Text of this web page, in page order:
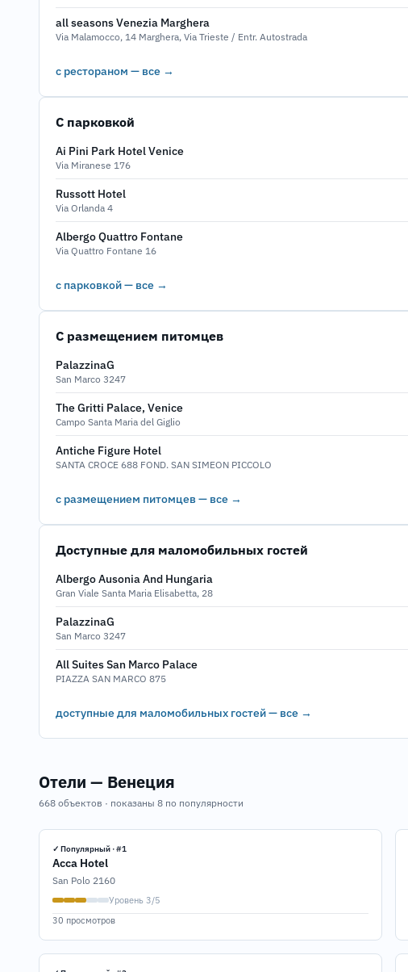
all seasons Venezia Marghera
Via Malamocco, 14 Marghera, Via Trieste / Entr. Autostrada
с рестораном — все →
С парковкой
Ai Pini Park Hotel Venice
Via Miranese 176
Russott Hotel
Via Orlanda 4
Albergo Quattro Fontane
Via Quattro Fontane 16
с парковкой — все →
С размещением питомцев
PalazzinaG
San Marco 3247
The Gritti Palace, Venice
Campo Santa Maria del Giglio
Antiche Figure Hotel
SANTA CROCE 688 FOND. SAN SIMEON PICCOLO
с размещением питомцев — все →
Доступные для маломобильных гостей
Albergo Ausonia And Hungaria
Gran Viale Santa Maria Elisabetta, 28
PalazzinaG
San Marco 3247
All Suites San Marco Palace
PIAZZA SAN MARCO 875
доступные для маломобильных гостей — все →
Отели — Венеция
668 объектов · показаны 8 по популярности
✓ Популярный · #1
Acca Hotel
San Polo 2160
Уровень 3/5
30 просмотров